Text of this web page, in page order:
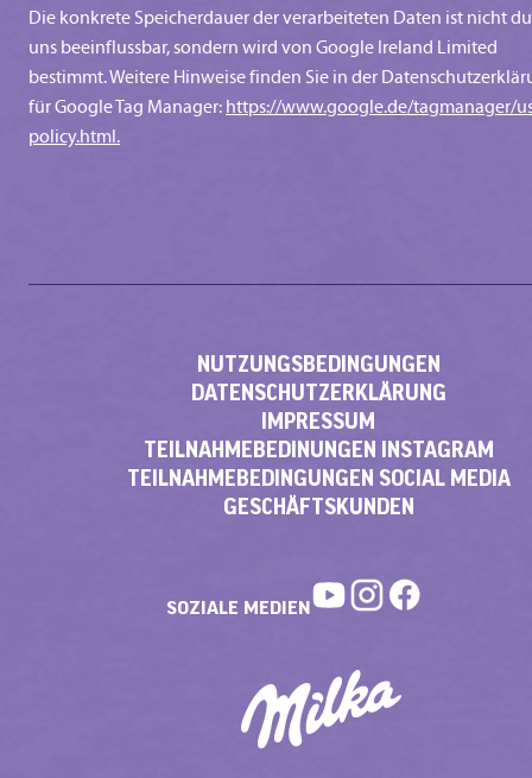
Die konkrete Speicherdauer der verarbeiteten Daten ist nicht
uns beeinflussbar, sondern wird von Google Ireland Limited
bestimmt. Weitere Hinweise finden Sie in der
für Google Tag Manager: https://www.google.de/tagmanager/
policy.html.
NUTZUNGSBEDINGUNGEN
DATENSCHUTZERKLÄRUNG
IMPRESSUM
TEILNAHMEBEDINUNGEN INSTAGRAM
TEILNAHMEBEDINGUNGEN SOCIAL MEDIA
GESCHÄFTSKUNDEN
SOZIALE MEDIEN